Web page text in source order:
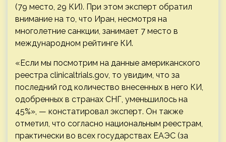
(79 место, 29 КИ). При этом эксперт обратил
внимание на то, что Иран, несмотря на
многолетние санкции, занимает 7 место в
международном рейтинге КИ.
«Если мы посмотрим на данные американского
реестра clinicaltrials.gov, то увидим, что за
последний год количество внесенных в него КИ,
одобренных в странах СНГ, уменьшилось на
45%», — констатировал эксперт. Он также
отметил, что согласно национальным реестрам,
практически во всех государствах ЕАЭС (за